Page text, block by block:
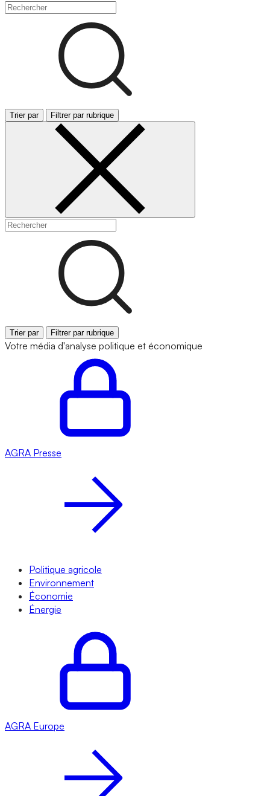
Trier par Filtrer par rubrique
Trier par Filtrer par rubrique
Votre média d'analyse politique et économique
AGRA Presse
Politique agricole
Environnement
Économie
Énergie
AGRA Europe